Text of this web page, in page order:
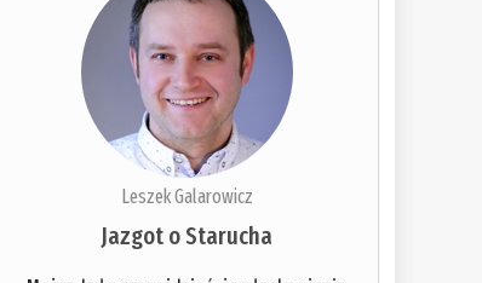
Leszek Galarowicz
Jazgot o Starucha